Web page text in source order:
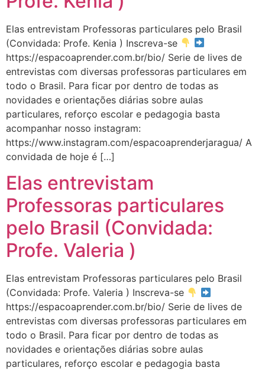
Elas entrevistam Professoras particulares pelo Brasil
(Convidada: Profe. Kenia ) Inscreva-se
https://espacoaprender.com.br/bio/ Serie de lives de
entrevistas com diversas professoras particulares em
todo o Brasil. Para ficar por dentro de todas as
novidades e orientações diárias sobre aulas
particulares, reforço escolar e pedagogia basta
acompanhar nosso instagram:
https://www.instagram.com/espacoaprenderjaragua/ A
convidada de hoje é […]
Elas entrevistam
Professoras particulares
pelo Brasil (Convidada:
Profe. Valeria )
Elas entrevistam Professoras particulares pelo Brasil
(Convidada: Profe. Valeria ) Inscreva-se
https://espacoaprender.com.br/bio/ Serie de lives de
entrevistas com diversas professoras particulares em
todo o Brasil. Para ficar por dentro de todas as
novidades e orientações diárias sobre aulas
particulares, reforço escolar e pedagogia basta
ESTAMOS MIGRANDO PARA OUTRA
PLATAFORMA, ACESSE NO BOTÃO
ABAIXO.
ACESSAR FOX EDU